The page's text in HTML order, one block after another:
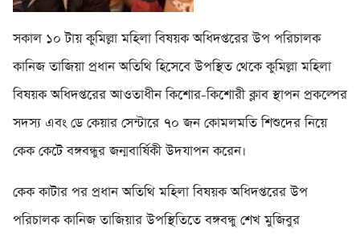
সকাল ১০ টায় কুমিল্লা মহিলা বিষয়ক অধিদপ্তরের উপ পরিচালক
কানিজ তাজিয়া প্রধান অতিথি হিসেবে উপস্থিত থেকে কুমিল্লা মহিলা
বিষয়ক অধিদপ্তরের আওতাধীন কিশোর-কিশোরী ক্লাব স্থাপন প্রকল্পের
সদস্য এবং ডে কেয়ার সেন্টারে ৭০ জন কোমলমতি শিশুদের নিয়ে
কেক কেটে বঙ্গবন্ধুর জন্মবার্ষিকী উদযাপন করেন।
কেক কাটার পর প্রধান অতিথি মহিলা বিষয়ক অধিদপ্তরের উপ
পরিচালক কানিজ তাজিয়ার উপস্থিতিতে বঙ্গবন্ধু শেখ মুজিবুর